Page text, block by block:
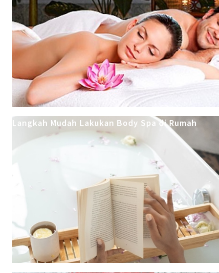
Langkah Mudah Lakukan Body Spa di Rumah